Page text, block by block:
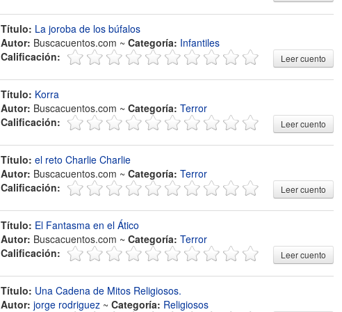
Título: La joroba de los búfalos
Autor: Buscacuentos.com ~ Categoría: Infantiles
Calificación:
Leer cuento
Título: Korra
Autor: Buscacuentos.com ~ Categoría: Terror
Calificación:
Leer cuento
Título: el reto Charlie Charlie
Autor: Buscacuentos.com ~ Categoría: Terror
Calificación:
Leer cuento
Título: El Fantasma en el Ático
Autor: Buscacuentos.com ~ Categoría: Terror
Calificación:
Leer cuento
Título: Una Cadena de Mitos Religiosos.
Autor: jorge rodriguez ~ Categoría: Religiosos